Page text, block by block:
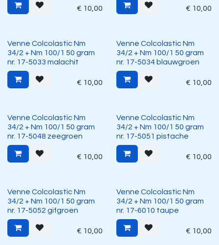
€ 10,00 € 10,00
Venne Colcolastic Nm
34/2 + Nm 100/1 50 gram
nr. 17-5033 malachit
€ 10,00
Venne Colcolastic Nm
34/2 + Nm 100/1 50 gram
nr. 17-5034 blauwgroen
€ 10,00
Venne Colcolastic Nm
34/2 + Nm 100/1 50 gram
nr. 17-5048 zeegroen
€ 10,00
Venne Colcolastic Nm
34/2 + Nm 100/1 50 gram
nr. 17-5051 pistache
€ 10,00
Venne Colcolastic Nm
34/2 + Nm 100/1 50 gram
nr. 17-5052 gifgroen
€ 10,00
Venne Colcolastic Nm
34/2 + Nm 100/1 50 gram
nr. 17-6010 taupe
€ 10,00